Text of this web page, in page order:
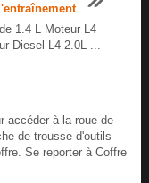
1.4 L Moteur L4
Diesel L4 2.0L ...
accéder à la roue de
de trousse d'outils
Se reporter à Coffre